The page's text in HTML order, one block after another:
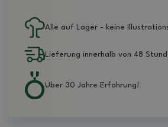
Alle auf Lager - keine
Lieferung innerhalb von 48
Über 30 Jahre Erfahrung!